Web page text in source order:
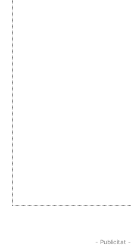
- Publicitat -